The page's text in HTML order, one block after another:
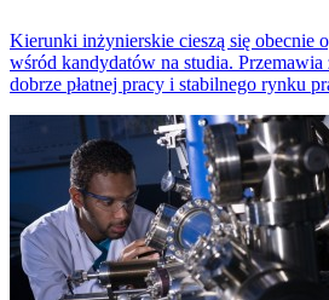
Kierunki inżynierskie cieszą się obecnie
wśród kandydatów na studia.
dobrze płatnej pracy i stabilnego rynku